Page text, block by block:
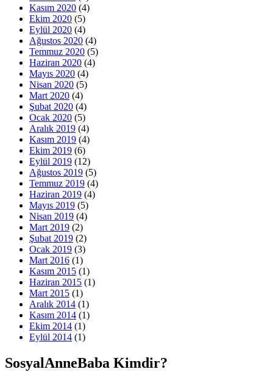
Kasım 2020 (4)
Ekim 2020 (5)
Eylül 2020 (4)
Ağustos 2020 (4)
Temmuz 2020 (5)
Haziran 2020 (4)
Mayıs 2020 (4)
Nisan 2020 (5)
Mart 2020 (4)
Şubat 2020 (4)
Ocak 2020 (5)
Aralık 2019 (4)
Kasım 2019 (4)
Ekim 2019 (6)
Eylül 2019 (12)
Ağustos 2019 (5)
Temmuz 2019 (4)
Haziran 2019 (4)
Mayıs 2019 (5)
Nisan 2019 (4)
Mart 2019 (2)
Şubat 2019 (2)
Ocak 2019 (3)
Mart 2016 (1)
Kasım 2015 (1)
Haziran 2015 (1)
Mart 2015 (1)
Aralık 2014 (1)
Kasım 2014 (1)
Ekim 2014 (1)
Eylül 2014 (1)
SosyalAnneBaba Kimdir?